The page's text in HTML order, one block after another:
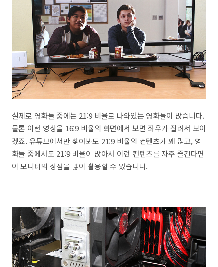
실제로 영화들 중에는 21:9 비율로 나와있는 영화들이 많습니다.
물론 이런 영상을 16:9 비율의 화면에서 보면 좌우가 잘려서 보이
겠죠. 유튜브에서만 찾아봐도 21:9 비율의 컨텐츠가 꽤 많고, 영
화들 중에서도 21:9 비율이 많아서 이런 컨텐츠를 자주 즐긴다면
이 모니터의 장점을 많이 활용할 수 있습니다.